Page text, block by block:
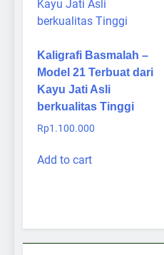
Kaligrafi Basmalah –
Model 21 Terbuat dari
Kayu Jati Asli
berkualitas Tinggi
Rp1.100.000
Add to cart